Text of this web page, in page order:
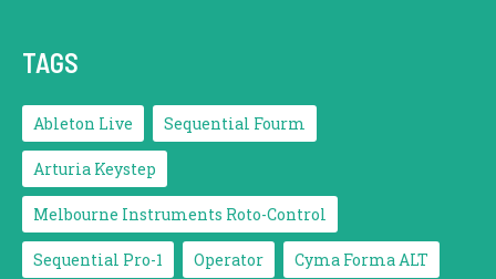
TAGS
Ableton Live Sequential Fourm
Arturia Keystep
Melbourne Instruments Roto-Control
Sequential Pro-1 Operator Cyma Forma ALT